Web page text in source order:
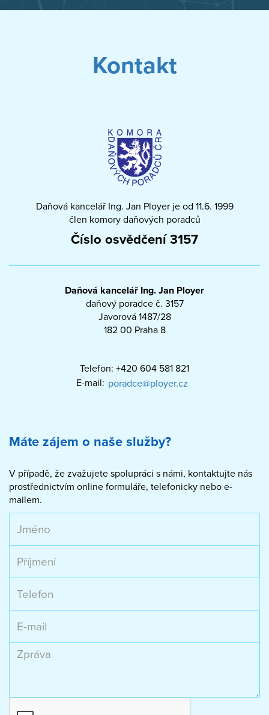
Kontakt
Daňová kancelář Ing. Jan Ployer je od 11.6. 1999
člen komory daňových poradců
Číslo osvědčení 3157
Daňová kancelář Ing. Jan Ployer
daňový poradce č. 3157
Javorová 1487/28
182 00 Praha 8
Telefon: +420 604 581 821
E-mail:
Máte zájem o naše služby?
V případě, že zvažujete spolupráci s námi, kontaktujte nás
prostřednictvím online formuláře, telefonicky nebo e-
mailem.